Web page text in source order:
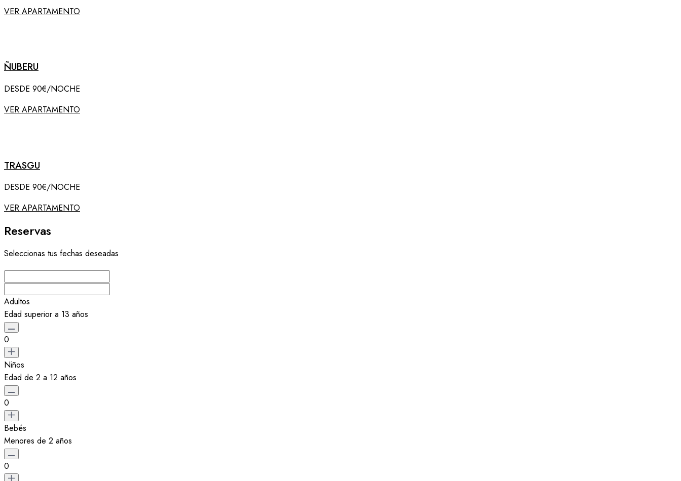
VER APARTAMENTO
ÑUBERU
DESDE 90€/NOCHE
VER APARTAMENTO
TRASGU
DESDE 90€/NOCHE
VER APARTAMENTO
Reservas
Seleccionas tus fechas deseadas
Adultos
Edad superior a 13 años
0
Niños
Edad de 2 a 12 años
0
Bebés
Menores de 2 años
0